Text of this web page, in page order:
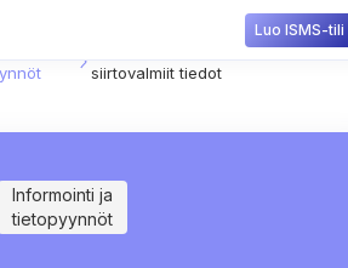
Luo ISMS-tili
Valmius tarjota rekisteröidylle
siirtovalmiit tiedot
Informointi ja
tietopyynnöt